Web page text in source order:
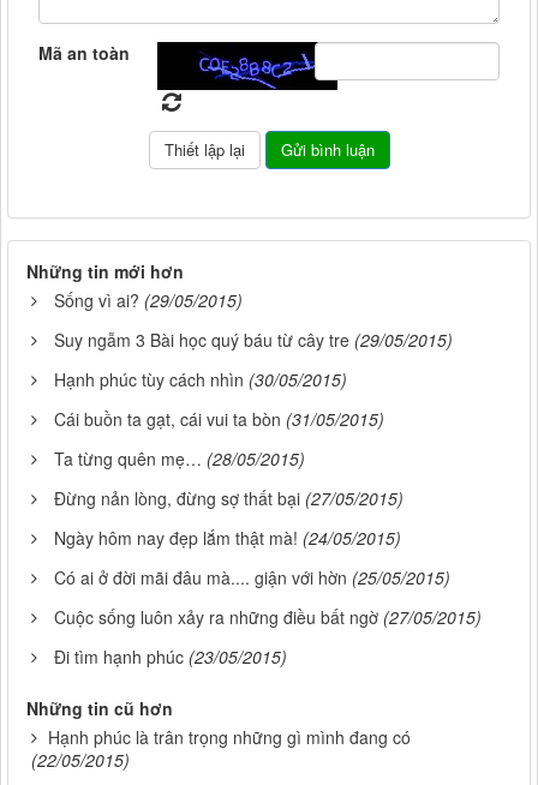
Mã an toàn
Những tin mới hơn
Sống vì ai? (29/05/2015)
Suy ngẫm 3 Bài học quý báu từ cây tre (29/05/2015)
Hạnh phúc tùy cách nhìn (30/05/2015)
Cái buồn ta gạt, cái vui ta bòn (31/05/2015)
Ta từng quên mẹ… (28/05/2015)
Đừng nản lòng, đừng sợ thất bại (27/05/2015)
Ngày hôm nay đẹp lắm thật mà! (24/05/2015)
Có ai ở đời mãi đâu mà.... giận với hờn (25/05/2015)
Cuộc sống luôn xảy ra những điều bất ngờ (27/05/2015)
Đi tìm hạnh phúc (23/05/2015)
Những tin cũ hơn
Hạnh phúc là trân trọng những gì mình đang có
(22/05/2015)